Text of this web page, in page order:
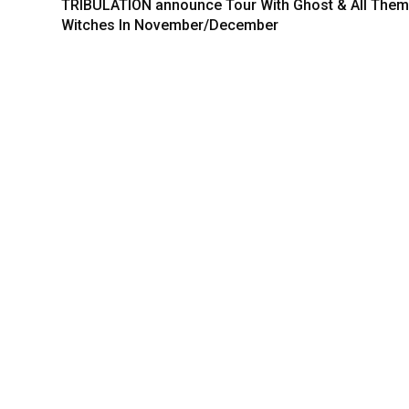
TRIBULATION announce Tour With Ghost & All Them
Witches In November/December